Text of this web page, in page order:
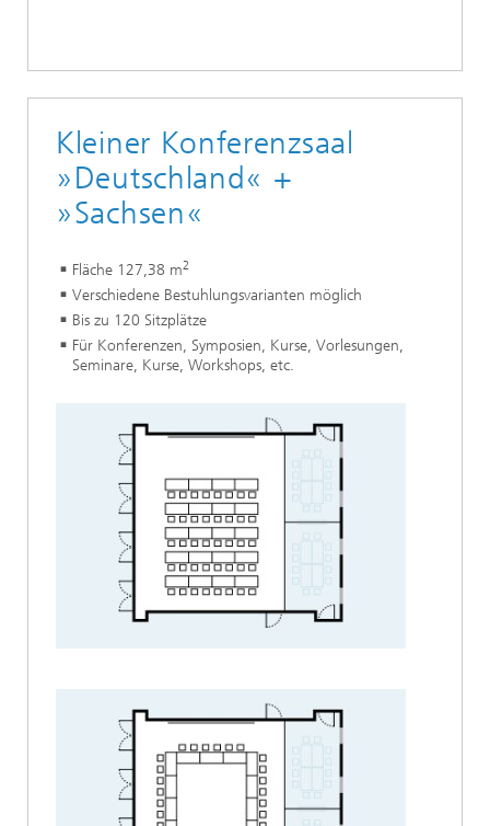
Kleiner Konferenzsaal
»Deutschland« +
»Sachsen«
Fläche 127,38 m2
Verschiedene Bestuhlungsvarianten möglich
Bis zu 120 Sitzplätze
Für Konferenzen, Symposien, Kurse, Vorlesungen,
Seminare, Kurse, Workshops, etc.